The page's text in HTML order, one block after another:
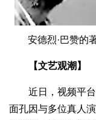
安德烈·巴赞的
【文艺观潮
近日，视频平台
面孔因与多位真人